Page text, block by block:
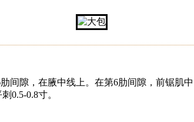
间隙，在腋中线上。在第6肋间隙，前锯肌
0.5-0.8寸。